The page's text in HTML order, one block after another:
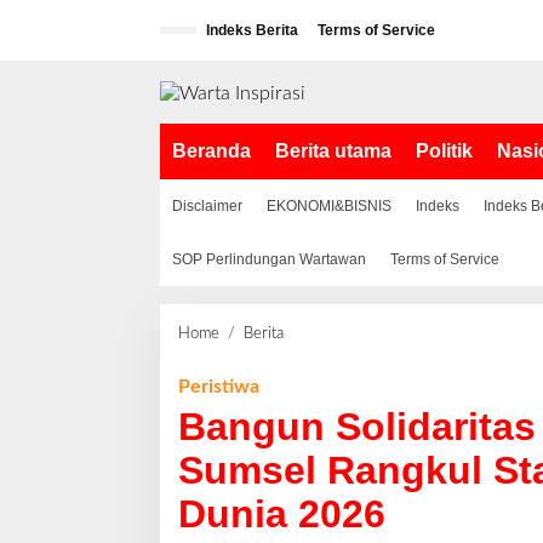
Indeks Berita Terms of Service
Beranda Berita utama Politik
Disclaimer EKONOMI&BISNIS Indeks Indeks
SOP Perlindungan Wartawan Terms of Service
Home / Berita
u
S
l
Peristiwa
Bangun
Sumsel Rangkul
Dunia 2026